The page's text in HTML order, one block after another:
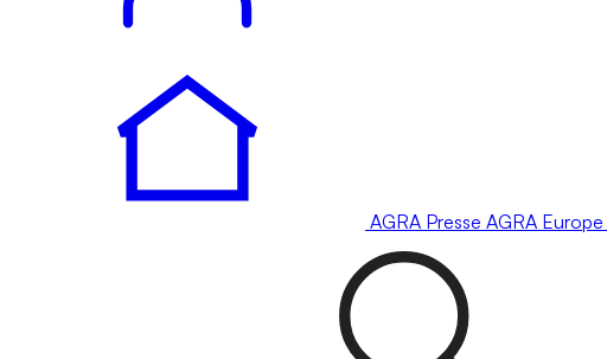
AGRA Presse AGRA Europe